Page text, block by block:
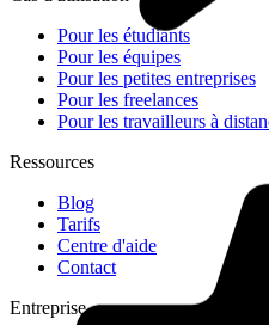
Pour les étudiants
Pour les équipes
Pour les petites entreprises
Pour les freelances
Pour les travailleurs à
Ressources
Blog
Tarifs
Centre d'aide
Contact
Entreprise